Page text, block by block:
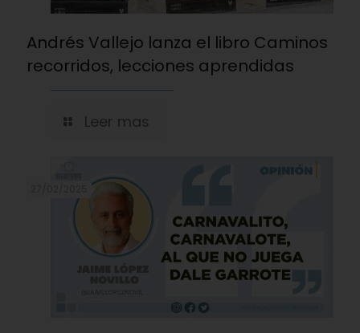
Andrés Vallejo lanza el libro Caminos
recorridos, lecciones aprendidas
Leer mas